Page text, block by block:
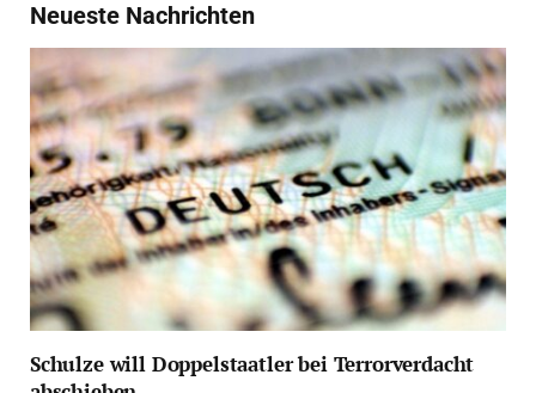
Neueste Nachrichten
Schulze will Doppelstaatler bei Terrorverdacht